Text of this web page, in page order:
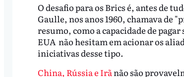
O desafio para os Brics é, antes de
Gaulle, nos anos 1960, chamava de
resumo, como a capacidade de
EUA não hesitam em acionar os
iniciativas desse tipo.
China, Rússia e Irãnão são